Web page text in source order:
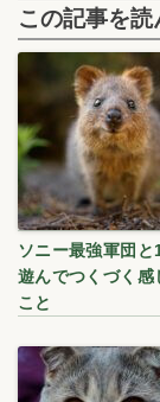
この記事を
ソニー最強軍団と
遊んでつくづく感
こと